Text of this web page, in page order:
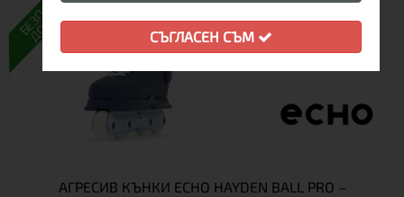
ДОСТАВКА
АГРЕСИВ КЪНКИ ECHO HAYDEN BALL PRO –
СЪГЛАСЕН СЪМ